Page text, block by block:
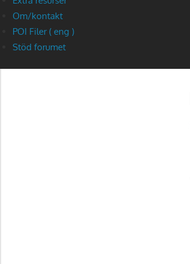
Om/kontakt
POI Filer ( eng )
Stöd forumet